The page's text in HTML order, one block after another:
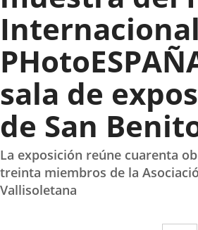
Internacional
sala de
de San
La exposición reúne cuarenta
treinta miembros de la
Vallisoletana